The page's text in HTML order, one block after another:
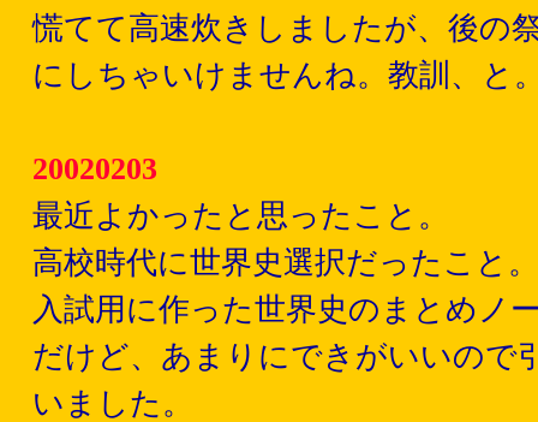
慌てて高速炊きしましたが、後の
にしちゃいけませんね。教訓、と
20020203
最近よかったと思ったこと。
高校時代に世界史選択だったこと。
入試用に作った世界史のまとめノ
だけど、あまりにできがいいので
いました。